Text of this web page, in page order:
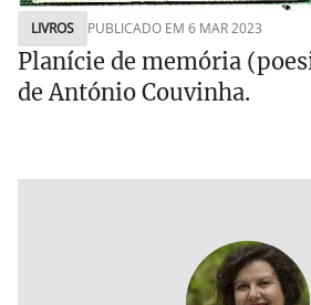
LIVROS PUBLICADO EM 6 MAR 2023
Planície de memória
de António Couvinha.